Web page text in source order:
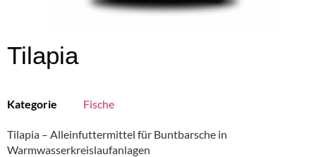
Tilapia
Kategorie Fische
Tilapia – Alleinfuttermittel für Buntbarsche in
Warmwasserkreislaufanlagen